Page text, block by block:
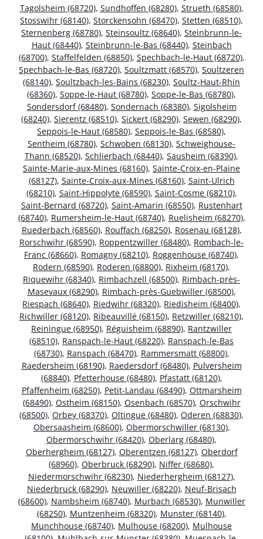
Tagolsheim (68720), Sundhoffen (68280), Strueth (68580),
Stosswihr (68140), Storckensohn (68470), Stetten (68510),
Sternenberg (68780), Steinsoultz (68640), Steinbrunn-le-
Haut (68440), Steinbrunn-le-Bas (68440), Steinbach
(68700), Staffelfelden (68850), Spechbach-le-Haut (68720),
Spechbach-le-Bas (68720), Soultzmatt (68570), Soultzeren
(68140), Soultzbach-les-Bains (68230), Soultz-Haut-Rhin
(68360), Soppe-le-Haut (68780), Soppe-le-Bas (68780),
Sondersdorf (68480), Sondernach (68380), Sigolsheim
(68240), Sierentz (68510), Sickert (68290), Sewen (68290),
Seppois-le-Haut (68580), Seppois-le-Bas (68580),
Sentheim (68780), Schwoben (68130), Schweighouse-
Thann (68520), Schlierbach (68440), Sausheim (68390),
Sainte-Marie-aux-Mines (68160), Sainte-Croix-en-Plaine
(68127), Sainte-Croix-aux-Mines (68160), Saint-Ulrich
(68210), Saint-Hippolyte (68590), Saint-Cosme (68210),
Saint-Bernard (68720), Saint-Amarin (68550), Rustenhart
(68740), Rumersheim-le-Haut (68740), Ruelisheim (68270),
Ruederbach (68560), Rouffach (68250), Rosenau (68128),
Rorschwihr (68590), Roppentzwiller (68480), Rombach-le-
Franc (68660), Romagny (68210), Roggenhouse (68740),
Rodern (68590), Roderen (68800), Rixheim (68170),
Riquewihr (68340), Rimbachzell (68500), Rimbach-près-
Masevaux (68290), Rimbach-près-Guebwiller (68500),
Riespach (68640), Riedwihr (68320), Riedisheim (68400),
Richwiller (68120), Ribeauvillé (68150), Retzwiller (68210),
Reiningue (68950), Réguisheim (68890), Rantzwiller
(68510), Ranspach-le-Haut (68220), Ranspach-le-Bas
(68730), Ranspach (68470), Rammersmatt (68800),
Raedersheim (68190), Raedersdorf (68480), Pulversheim
(68840), Pfetterhouse (68480), Pfastatt (68120),
Pfaffenheim (68250), Petit-Landau (68490), Ottmarsheim
(68490), Ostheim (68150), Osenbach (68570), Orschwihr
(68500), Orbey (68370), Oltingue (68480), Oderen (68830),
Obersaasheim (68600), Obermorschwiller (68130),
Obermorschwihr (68420), Oberlarg (68480),
Oberhergheim (68127), Oberentzen (68127), Oberdorf
(68960), Oberbruck (68290), Niffer (68680),
Niedermorschwihr (68230), Niederhergheim (68127),
Niederbruck (68290), Neuwiller (68220), Neuf-Brisach
(68600), Nambsheim (68740), Murbach (68530), Munwiller
(68250), Muntzenheim (68320), Munster (68140),
Munchhouse (68740), Mulhouse (68200), Mulhouse